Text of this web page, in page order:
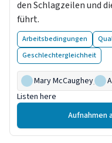
den Schlagzeilen und
führt.
Arbeitsbedingungen
Geschlechtergleichheit
Mary McCaughey,
Listen here
Aufnahmen